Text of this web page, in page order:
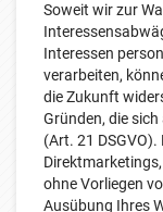
Soweit wir zur
Interessen
verarbeiten,
die Zukunft
Gründen, die
(Art. 21
ohne Vorliegen
Ausübung Ihres